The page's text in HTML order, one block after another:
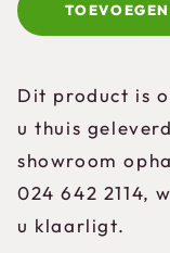
Dit product is
u thuis
showroom
024 642 2114,
u klaarligt.